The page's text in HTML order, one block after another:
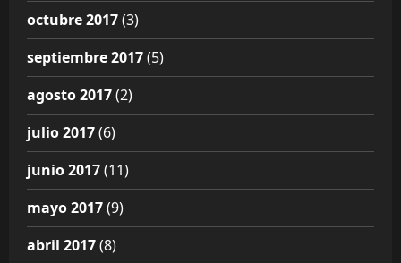
octubre 2017(3)
septiembre 2017(5)
agosto 2017(2)
julio 2017(6)
junio 2017(11)
mayo 2017(9)
abril 2017(8)